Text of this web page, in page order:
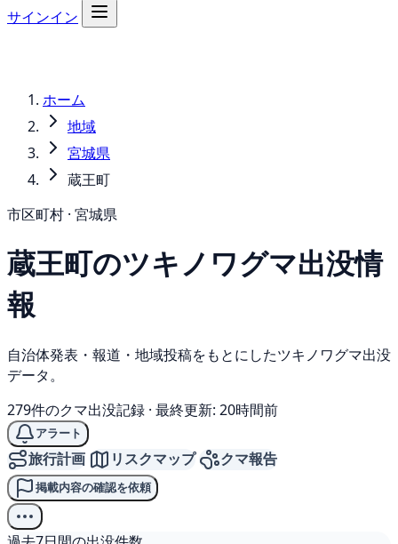
サインイン
ホーム
地域
宮城県
蔵王町
市区町村 · 宮城県
蔵王町のツキノワグマ出没情
報
自治体発表・報道・地域投稿をもとにしたツキノワグマ出没
データ。
279件のクマ出没記録 · 最終更新: 20時間前
アラート
旅行計画 リスクマップ クマ報告
掲載内容の確認を依頼